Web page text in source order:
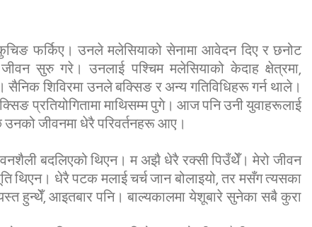
कुचिङ फर्किए। उनले मलेसियाको सेनामा आवेदन दिए र छनोट
सुरु गरे। उनलाई पश्चिम मलेसियाको केदाह क्षेत्रमा,
सैनिक शिविरमा उनले बक्सिङ र अन्य गतिविधिहरू गर्न थाले।
प्रतियोगितामा माथिसम्म पुगे। आज पनि उनी युवाहरूलाई
उनको जीवनमा धेरै परिवर्तनहरू आए।
बदलिएको थिएन। म अझै धेरै रक्सी पिउँथेँ। मेरो जीवन
थिएन। धेरै पटक मलाई चर्च जान बोलाइयो, तर मसँग त्यसका
हुन्थेँ, आइतबार पनि। बाल्यकालमा येशूबारे सुनेका सबै कुरा